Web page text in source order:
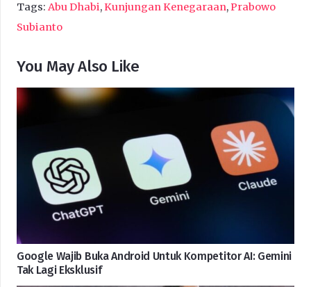
Tags: Abu Dhabi,Kunjungan Kenegaraan,Prabowo
Subianto
You May Also Like
Google Wajib Buka Android Untuk Kompetitor AI: Gemini
Tak Lagi Eksklusif